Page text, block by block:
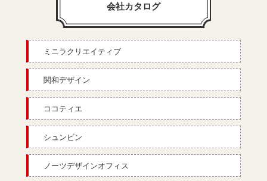
会社カタログ
ミニラクリエイティブ
関和デザイン
ココティエ
シュンビン
ノーツデザインオフィス